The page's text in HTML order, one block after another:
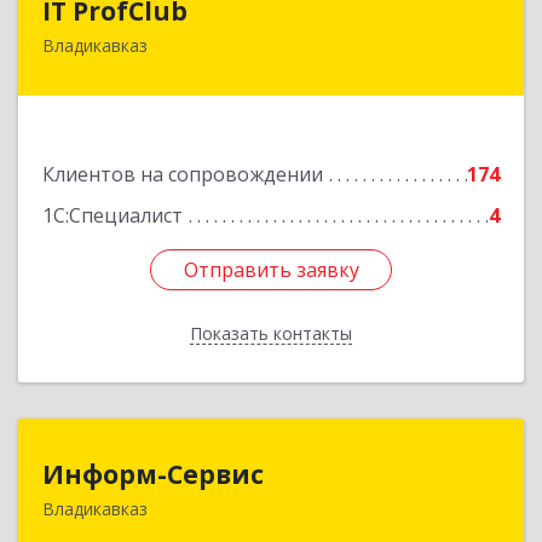
IT ProfClub
Владикавказ
Клиентов на сопровождении
174
1С:Специалист
4
Отправить заявку
Показать контакты
362045, Северная Осетия - Алания Респ,
Подробнее
Отправить заявку
Назад
Информ-Сервис
Владикавказ362020, Северная Осетия - Алания Респ,